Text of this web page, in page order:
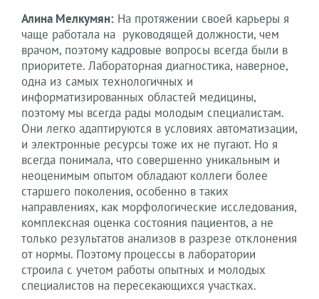
Алина Мелкумян: На протяжении своей карьеры я
чаще работала на руководящей должности, чем
врачом, поэтому кадровые вопросы всегда были в
приоритете. Лабораторная диагностика, наверное,
одна из самых технологичных и
информатизированных областей медицины,
поэтому мы всегда рады молодым специалистам.
Они легко адаптируются в условиях автоматизации,
и электронные ресурсы тоже их не пугают. Но я
всегда понимала, что совершенно уникальным и
неоценимым опытом обладают коллеги более
старшего поколения, особенно в таких
направлениях, как морфологические исследования,
комплексная оценка состояния пациентов, а не
только результатов анализов в разрезе отклонения
от нормы. Поэтому процессы в лаборатории
строила с учетом работы опытных и молодых
специалистов на пересекающихся участках.